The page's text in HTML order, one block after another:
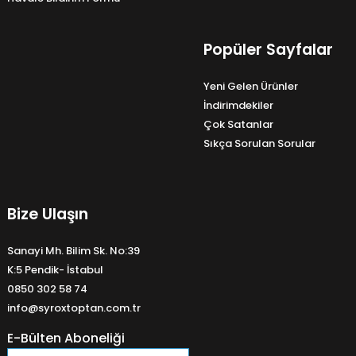
Popüler Sayfalar
Yeni Gelen Ürünler
İndirimdekiler
Çok Satanlar
Sıkça Sorulan Sorular
Bize Ulaşın
Sanayi Mh. Bilim Sk. No:39
K:5 Pendik- İstabul
0850 302 58 74
info@syroxtoptan.com.tr
E-Bülten Aboneliği